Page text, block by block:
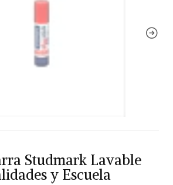
Studmark Lavable
y Escuela